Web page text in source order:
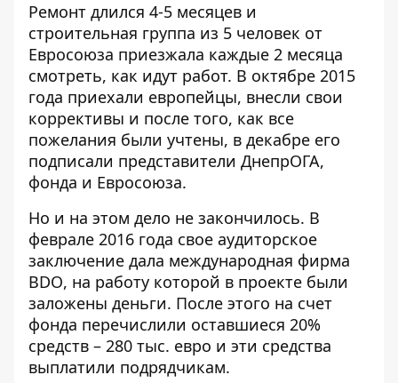
Ремонт длился 4-5 месяцев и
строительная группа из 5 человек от
Евросоюза приезжала каждые 2 месяца
смотреть, как идут работ. В октябре 2015
года приехали европейцы, внесли свои
коррективы и после того, как все
пожелания были учтены, в декабре его
подписали представители ДнепрОГА,
фонда и Евросоюза.
Но и на этом дело не закончилось. В
феврале 2016 года свое аудиторское
заключение дала международная фирма
BDO, на работу которой в проекте были
заложены деньги. После этого на счет
фонда перечислили оставшиеся 20%
средств – 280 тыс. евро и эти средства
выплатили подрядчикам.